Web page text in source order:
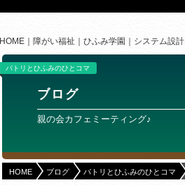
HOME 障がい福祉 ひふみ学園 システム設計
パトリとひふみのひとコマ
ブログ
親の会カフェミーティング♪
HOME ブログ パトリとひふみのひとコマ